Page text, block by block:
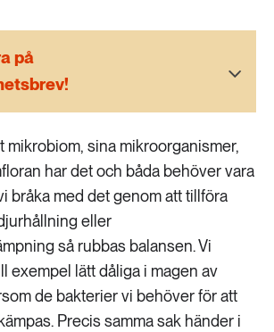
på
mikrobiom, sina mikroorganismer,
har det och båda behöver vara
bråka med det genom att tillföra
eller
så rubbas balansen. Vi
exempel lätt dåliga i magen av
de bakterier vi behöver för att
Precis samma sak händer i